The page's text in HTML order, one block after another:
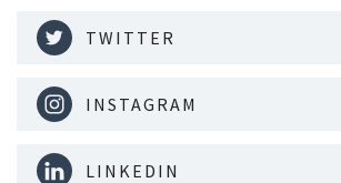
TWITTER
INSTAGRAM
LINKEDIN